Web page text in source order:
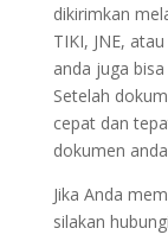
dikirimkan
TIKI, JNE,
anda juga
Setelah
cepat dan
dokumen
Jika Anda
silakan